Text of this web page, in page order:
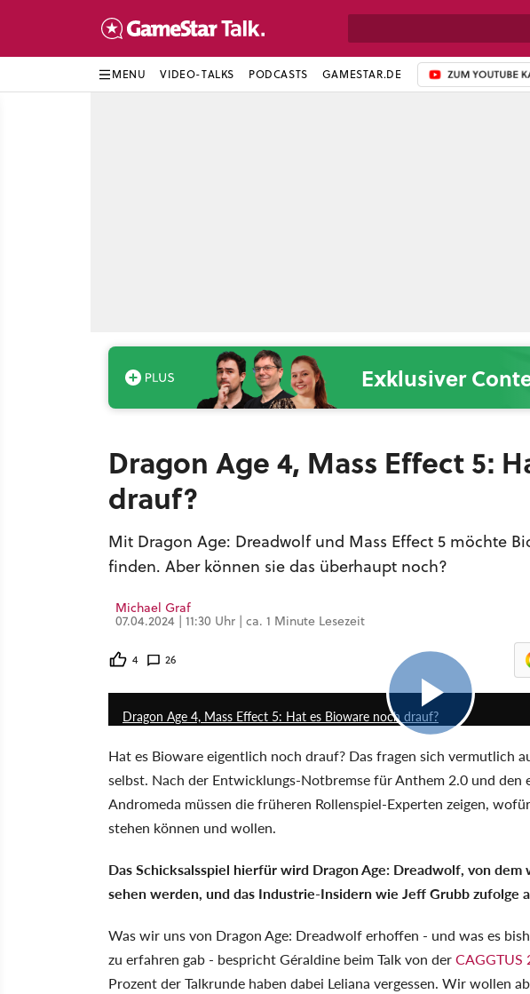
MENU VIDEO-TALKS PODCASTS GAMESTAR.DE ZUM YOUTUBE-
Exklusiver
Dragon Age 4, Mass Effect 5:
drauf?
Mit Dragon Age: Dreadwolf und Mass Effect 5 möchte
finden. Aber können sie das überhaupt noch?
Michael Graf
07.04.2024 | 11:30 Uhr | ca. 1 Minute Lesezeit
4 26
Dragon Age 4, Mass Effect 5: Hat es Bioware noch drauf?
Hat es Bioware eigentlich noch drauf? Das fragen sich vermutlich
selbst. Nach der Entwicklungs-Notbremse für Anthem 2.0 und den
Andromeda müssen die früheren Rollenspiel-Experten zeigen,
stehen können und wollen.
Das Schicksalsspiel hierfür wird Dragon Age: Dreadwolf, von dem
sehen werden, und das Industrie-Insidern wie Jeff Grubb zufolge
Was wir uns von Dragon Age: Dreadwolf erhoffen - und was es
zu erfahren gab - bespricht Géraldine beim Talk von derCAGGTUS
Prozent der Talkrunde haben dabei Leliana vergessen. Wir wollen